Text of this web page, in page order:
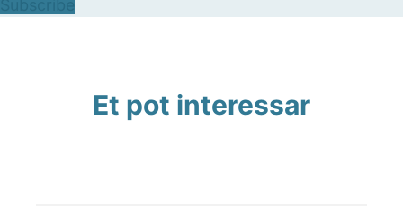
Et pot interessar